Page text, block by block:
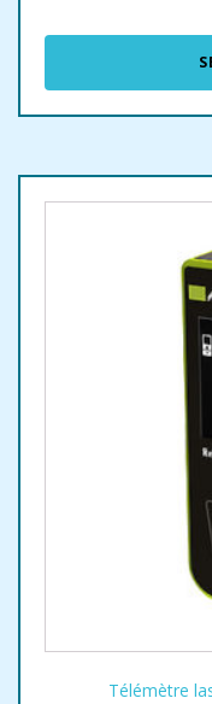
Télémètre